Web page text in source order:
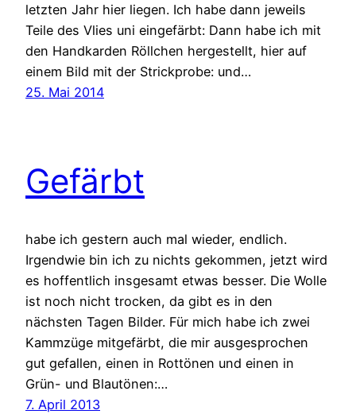
letzten Jahr hier liegen. Ich habe dann jeweils
Teile des Vlies uni eingefärbt: Dann habe ich mit
den Handkarden Röllchen hergestellt, hier auf
einem Bild mit der Strickprobe: und…
25. Mai 2014
Gefärbt
habe ich gestern auch mal wieder, endlich.
Irgendwie bin ich zu nichts gekommen, jetzt wird
es hoffentlich insgesamt etwas besser. Die Wolle
ist noch nicht trocken, da gibt es in den
nächsten Tagen Bilder. Für mich habe ich zwei
Kammzüge mitgefärbt, die mir ausgesprochen
gut gefallen, einen in Rottönen und einen in
Grün- und Blautönen:…
7. April 2013